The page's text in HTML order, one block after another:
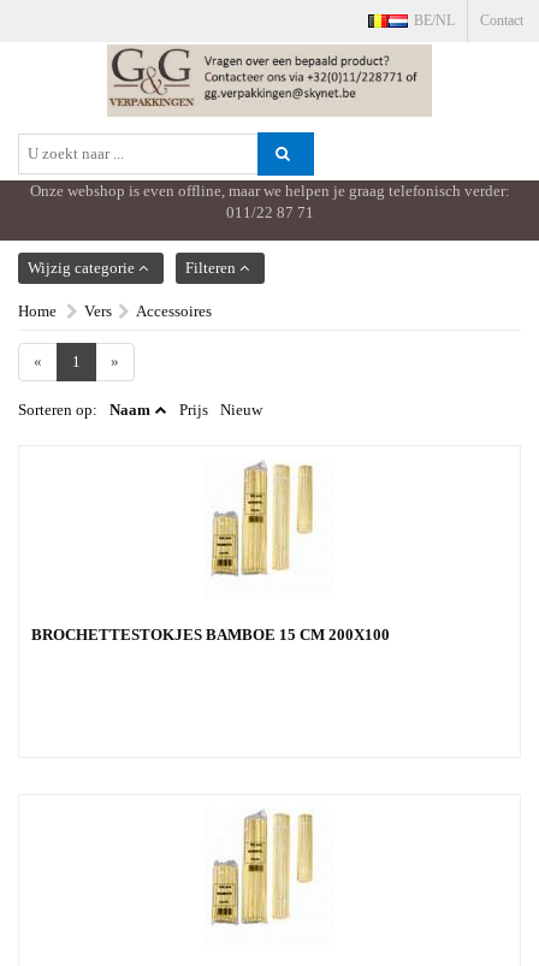
Contact
BE/NL
Onze webshop is even offline, maar we helpen je graag telefonisch verder:
011/22 87 71
TOON MENU
Wijzig categorie Filteren
Home Vers Accessoires
« 1 »
Sorteren op: Naam Prijs Nieuw
BROCHETTESTOKJES BAMBOE 15 CM 200X100